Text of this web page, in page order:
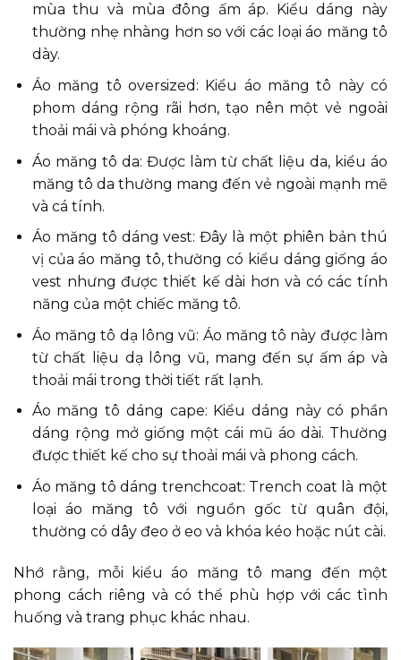
mùa thu và mùa đông ấm áp. Kiểu dáng này
thường nhẹ nhàng hơn so với các loại áo măng tô
dày.
Áo măng tô oversized: Kiểu áo măng tô này có
phom dáng rộng rãi hơn, tạo nên một vẻ ngoài
thoải mái và phóng khoáng.
Áo măng tô da: Được làm từ chất liệu da, kiểu áo
măng tô da thường mang đến vẻ ngoài mạnh mẽ
và cá tính.
Áo măng tô dáng vest: Đây là một phiên bản thú
vị của áo măng tô, thường có kiểu dáng giống áo
vest nhưng được thiết kế dài hơn và có các tính
năng của một chiếc măng tô.
Áo măng tô dạ lông vũ: Áo măng tô này được làm
từ chất liệu dạ lông vũ, mang đến sự ấm áp và
thoải mái trong thời tiết rất lạnh.
Áo măng tô dáng cape: Kiểu dáng này có phần
dáng rộng mở giống một cái mũ áo dài. Thường
được thiết kế cho sự thoải mái và phong cách.
Áo măng tô dáng trenchcoat: Trench coat là một
loại áo măng tô với nguồn gốc từ quân đội,
thường có dây đeo ở eo và khóa kéo hoặc nút cài.
Nhớ rằng, mỗi kiểu áo măng tô mang đến một
phong cách riêng và có thể phù hợp với các tình
huống và trang phục khác nhau.